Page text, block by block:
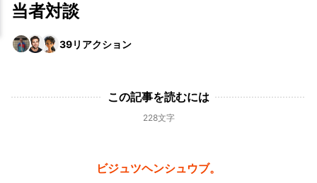
当者対談
39リアクション
この記事を読むには
228文字
ビジュツヘンシュウブ。